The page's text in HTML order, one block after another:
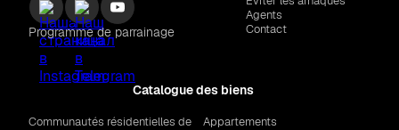
Programme de parrainage
Agents
Contact
Catalogue des biens
Communautés résidentielles de
Appartements